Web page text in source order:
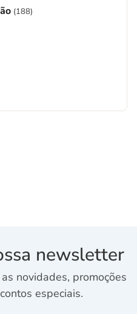
(188)
newsletter
novidades, promoções
especiais.